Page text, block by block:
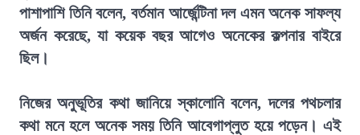
পাশাপাশি তিনি বলেন, বর্তমান আর্জেন্টিনা দল এমন অনেক সাফল্য
অর্জন করেছে, যা কয়েক বছর আগেও অনেকের কল্পনার বাইরে
ছিল।
নিজের অনুভূতির কথা জানিয়ে স্কালোনি বলেন, দলের পথচলার
কথা মনে হলে অনেক সময় তিনি আবেগাপ্লুত হয়ে পড়েন। এই